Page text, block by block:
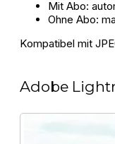
Mit Abo:
Ohne Abo:
Kompatibel mit
Adobe